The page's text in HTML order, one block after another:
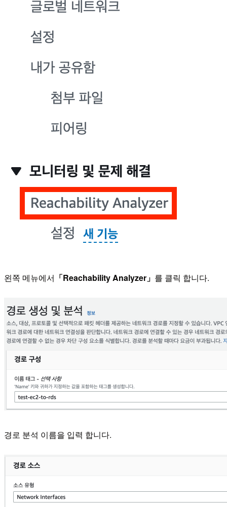
왼쪽 메뉴에서 「Reachability Analyzer」 를 클릭 합니다.
경로 분석 이름을 입력 합니다.